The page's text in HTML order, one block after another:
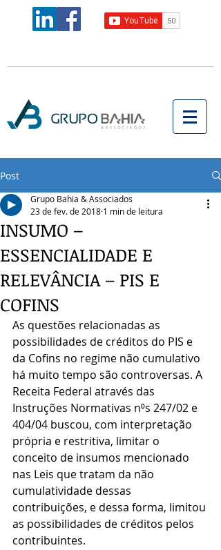
Post
INSUMO –
ESSENCIALIDADE E
RELEVÂNCIA – PIS E
COFINS
Grupo Bahia & Associados
23 de fev. de 2018 1 min de leitura
As questões relacionadas as
possibilidades de créditos do PIS e
da Cofins no regime não cumulativo
há muito tempo são controversas. A
Receita Federal através das
Instruções Normativas n⁰s 247/02 e
404/04 buscou, com interpretação
própria e restritiva, limitar o
conceito de insumos mencionado
nas Leis que tratam da não
cumulatividade dessas
contribuições, e dessa forma, limitou
as possibilidades de créditos pelos
contribuintes.